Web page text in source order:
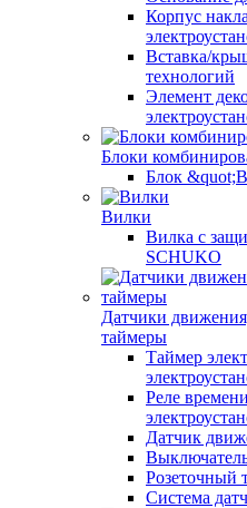
Корпус
Вставка/
технологий
Элемент
Блоки
Блок
Вилки
Вилка с
SCHUKO
Датчики
таймеры
Таймер
Реле
Датчик
Розеточный
Система